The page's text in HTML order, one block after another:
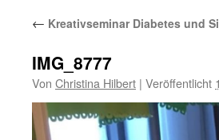
← Kreativseminar Diabetes und
IMG_8777
Von Christina Hilbert | Veröffentlicht